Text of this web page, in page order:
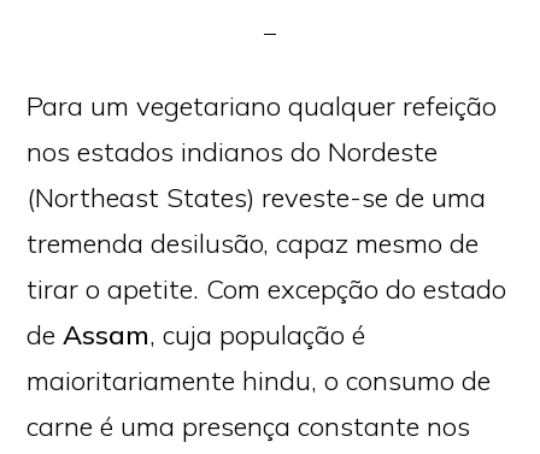
Para um vegetariano qualquer refeição
nos estados indianos do Nordeste
(Northeast States) reveste-se de uma
tremenda desilusão, capaz mesmo de
tirar o apetite. Com excepção do estado
deAssam, cuja população é
maioritariamente hindu, o consumo de
carne é uma presença constante nos